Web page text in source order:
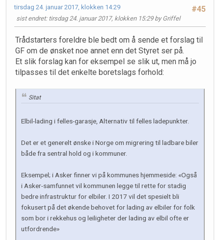
#45
tirsdag 24. januar 2017, klokken 14:29
sist endret: tirsdag 24. januar 2017, klokken 15:29 by Griffel
Trådstarters foreldre ble bedt om å sende et forslag til
GF om de ønsket noe annet enn det Styret ser på.
Et slik forslag kan for eksempel se slik ut, men må jo
tilpasses til det enkelte boretslags forhold:
Sitat
Elbil-lading i felles-garasje, Alternativ til felles ladepunkter.
Det er et generelt ønske i Norge om migrering til ladbare biler
både fra sentral hold og i kommuner.
Eksempel; i Asker finner vi på kommunes hjemmeside: «Også
i Asker-samfunnet vil kommunen legge til rette for stadig
bedre infrastruktur for elbiler. I 2017 vil det spesielt bli
fokusert på det økende behovet for lading av elbiler for folk
som bor i rekkehus og leiligheter der lading av elbil ofte er
utfordrende»